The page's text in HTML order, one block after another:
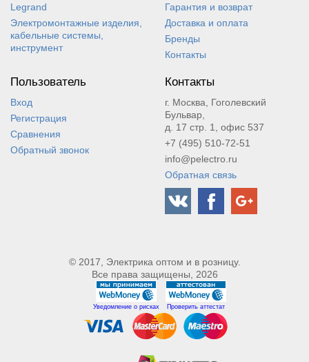
Legrand
Электромонтажные изделия,
кабельные системы,
инструмент
Гарантия и возврат
Доставка и оплата
Бренды
Контакты
Пользователь
Вход
Регистрация
Сравнения
Обратный звонок
Контакты
г. Москва, Гоголевский
Бульвар,
д. 17 стр. 1, офис 537
+7 (495) 510-72-51
info@pelectro.ru
Обратная связь
© 2017, Электрика оптом и в розницу.
Все права защищены, 2026
Уведомление о рисках Проверить аттестат